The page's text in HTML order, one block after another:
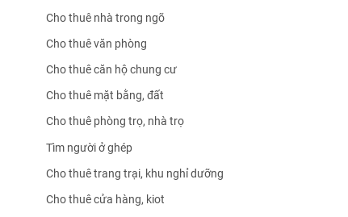
Cho thuê nhà trong ngõ
Cho thuê văn phòng
Cho thuê căn hộ chung cư
Cho thuê mặt bằng, đất
Cho thuê phòng trọ, nhà trọ
Tìm người ở ghép
Cho thuê trang trại, khu nghỉ dưỡng
Cho thuê cửa hàng, kiot